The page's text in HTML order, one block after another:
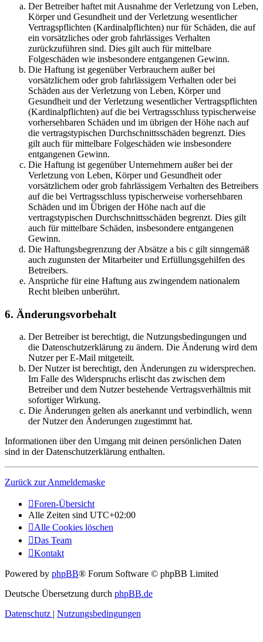
Der Betreiber haftet mit Ausnahme der Verletzung von Leben,
Körper und Gesundheit und der Verletzung wesentlicher
Vertragspflichten (Kardinalpflichten) nur für Schäden, die auf
ein vorsätzliches oder grob fahrlässiges Verhalten
zurückzuführen sind. Dies gilt auch für mittelbare
Folgeschäden wie insbesondere entgangenen Gewinn.
Die Haftung ist gegenüber Verbrauchern außer bei
vorsätzlichem oder grob fahrlässigem Verhalten oder bei
Schäden aus der Verletzung von Leben, Körper und
Gesundheit und der Verletzung wesentlicher Vertragspflichten
(Kardinalpflichten) auf die bei Vertragsschluss typischerweise
vorhersehbaren Schäden und im übrigen der Höhe nach auf
die vertragstypischen Durchschnittsschäden begrenzt. Dies
gilt auch für mittelbare Folgeschäden wie insbesondere
entgangenen Gewinn.
Die Haftung ist gegenüber Unternehmern außer bei der
Verletzung von Leben, Körper und Gesundheit oder
vorsätzlichem oder grob fahrlässigem Verhalten des Betreibers
auf die bei Vertragsschluss typischerweise vorhersehbaren
Schäden und im Übrigen der Höhe nach auf die
vertragstypischen Durchschnittsschäden begrenzt. Dies gilt
auch für mittelbare Schäden, insbesondere entgangenen
Gewinn.
Die Haftungsbegrenzung der Absätze a bis c gilt sinngemäß
auch zugunsten der Mitarbeiter und Erfüllungsgehilfen des
Betreibers.
Ansprüche für eine Haftung aus zwingendem nationalem
Recht bleiben unberührt.
6. Änderungsvorbehalt
Der Betreiber ist berechtigt, die Nutzungsbedingungen und
die Datenschutzerklärung zu ändern. Die Änderung wird dem
Nutzer per E-Mail mitgeteilt.
Der Nutzer ist berechtigt, den Änderungen zu widersprechen.
Im Falle des Widerspruchs erlischt das zwischen dem
Betreiber und dem Nutzer bestehende Vertragsverhältnis mit
sofortiger Wirkung.
Die Änderungen gelten als anerkannt und verbindlich, wenn
der Nutzer den Änderungen zugestimmt hat.
Informationen über den Umgang mit deinen persönlichen Daten
sind in der Datenschutzerklärung enthalten.
Zurück zur Anmeldemaske
Foren-Übersicht
Alle Zeiten sind UTC+02:00
Alle Cookies löschen
Das Team
Kontakt
Powered by phpBB® Forum Software © phpBB Limited
Deutsche Übersetzung durch phpBB.de
Datenschutz | Nutzungsbedingungen